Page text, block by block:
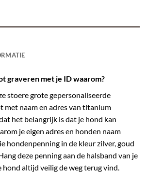
graveren met je ID waarom?
stoere grote gepersonaliseerde
met naam en adres van titanium
het belangrijk is dat je hond kan
je eigen adres en honden naam
hondenpenning in de kleur zilver, goud
deze penning aan de halsband van je
altijd veilig de weg terug vind.